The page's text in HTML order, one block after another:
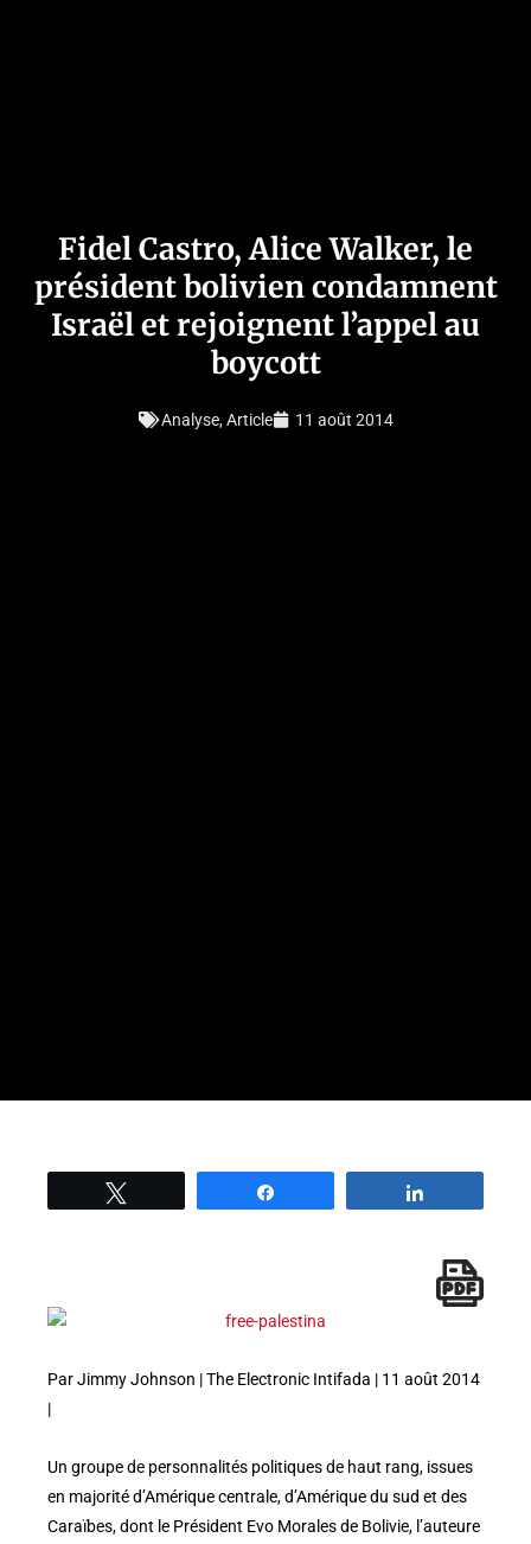
Fidel Castro, Alice Walker, le
président bolivien condamnent
Israël et rejoignent l’appel au
boycott
Analyse,Article 11 août 2014
Par Jimmy Johnson | The Electronic Intifada | 11 août 2014
|
Un groupe de personnalités politiques de haut rang, issues
en majorité d’Amérique centrale, d’Amérique du sud et des
Caraïbes, dont le Président Evo Morales de Bolivie, l’auteure